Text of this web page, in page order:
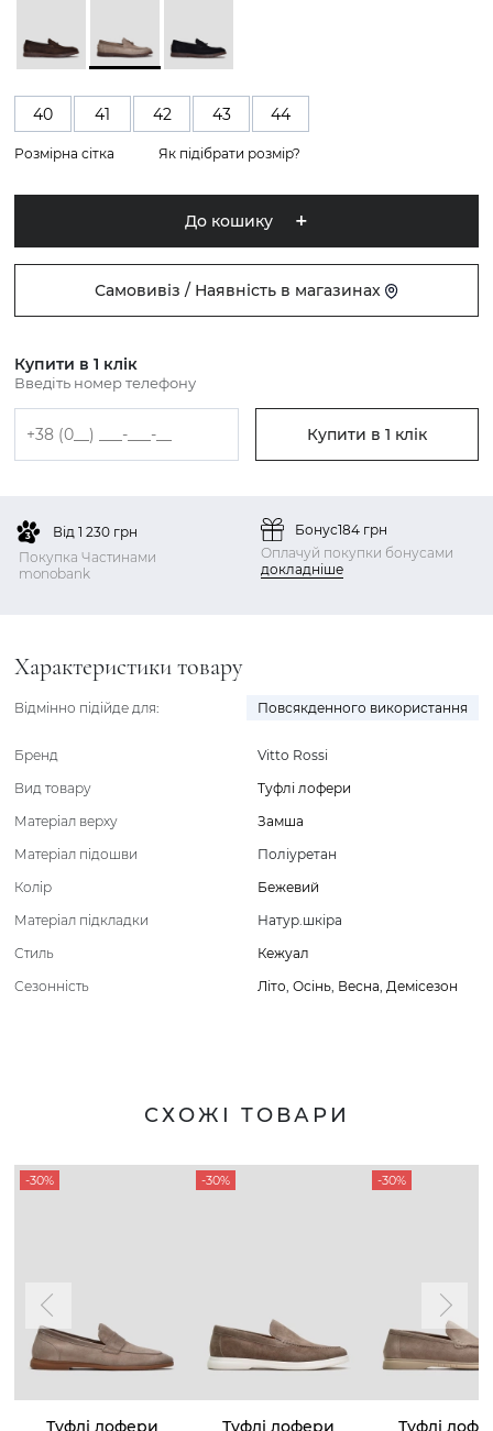
40 41 42 43 44
Розмірна сітка Як підібрати розмір?
До кошику
Самовивіз / Наявність в магазинах
Купити в 1 клік
Введіть номер телефону
Купити в 1 клік
Від 1 230 грн
Покупка Частинами
monobank
Бонус184 грн
Оплачуй покупки бонусами
докладніше
Характеристики товару
Відмінно підійде для: Повсякденного використання
Бренд
Vitto Rossi
Вид товару
Туфлі лофери
Матеріал верху
Замша
Матеріал підошви
Поліуретан
Колір
Бежевий
Матеріал підкладки
Натур.шкіра
Стиль
Кежуал
Сезонність
Літо, Осінь, Весна, Демісезон
СХОЖІ ТОВАРИ
-30%
Туфлі лофери
-30%
Туфлі лофери
-30%
Туфлі